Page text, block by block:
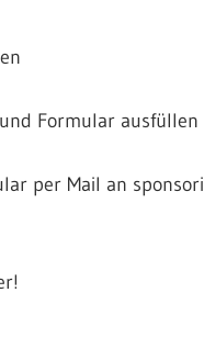
Formular ausfüllen
per Mail an